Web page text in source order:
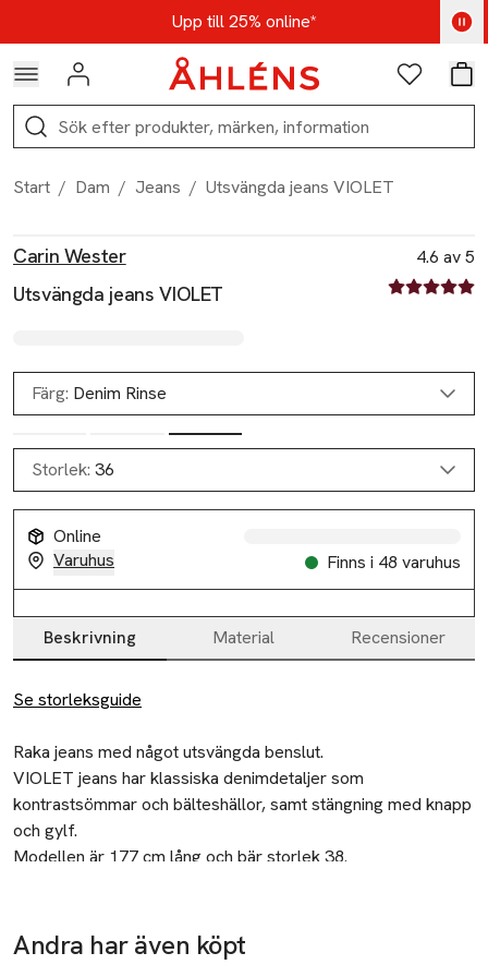
Hoppa till navigationsmenynUpp till 25% online*
Kod: AUG25 - Shoppa nu
Logga in Favoriter
Sök
Start / Dam / Jeans / Utsvängda jeans VIOLET
Carin Wester
Utsvängda jeans VIOLET
4.6 av 5
4.6 av fem
Färg: Denim Rinse
Storlek: 36
Online
Varuhus
Finns i 48 varuhus
Beskrivning Material Recensioner
Beskrivning
Se storleksguide
Raka jeans med något utsvängda benslut.
VIOLET jeans har klassiska denimdetaljer som
kontrastsömmar och bälteshällor, samt stängning med knapp
och gylf.
Modellen har raka framfickor och två bakfickor.
Passform: slim
Ben: flare
Modellen är 177 cm lång och bär storlek 38.
återvinningscentral.
Säkerhet
Andra har även köpt